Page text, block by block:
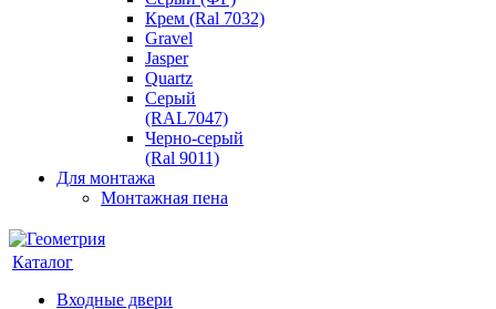
Крем (Ral 7032)
Gravel
Jasper
Quartz
Серый
(RAL7047)
Черно-серый
(Ral 9011)
Для монтажа
Монтажная пена
Каталог
Входные двери